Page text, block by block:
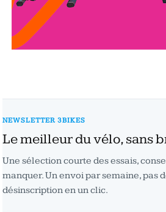
NEWSLETTER 3BIKES
Le meilleur du vélo, sans
Une sélection courte des essais,
manquer. Un envoi par semaine, pas
désinscription en un clic.